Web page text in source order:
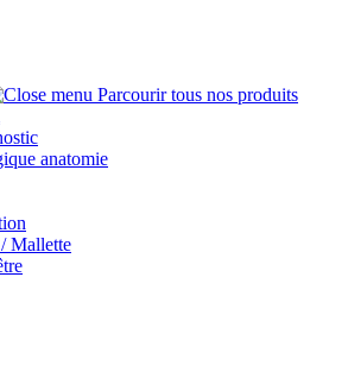
Parcourir tous nos produits
anatomie
Mallette